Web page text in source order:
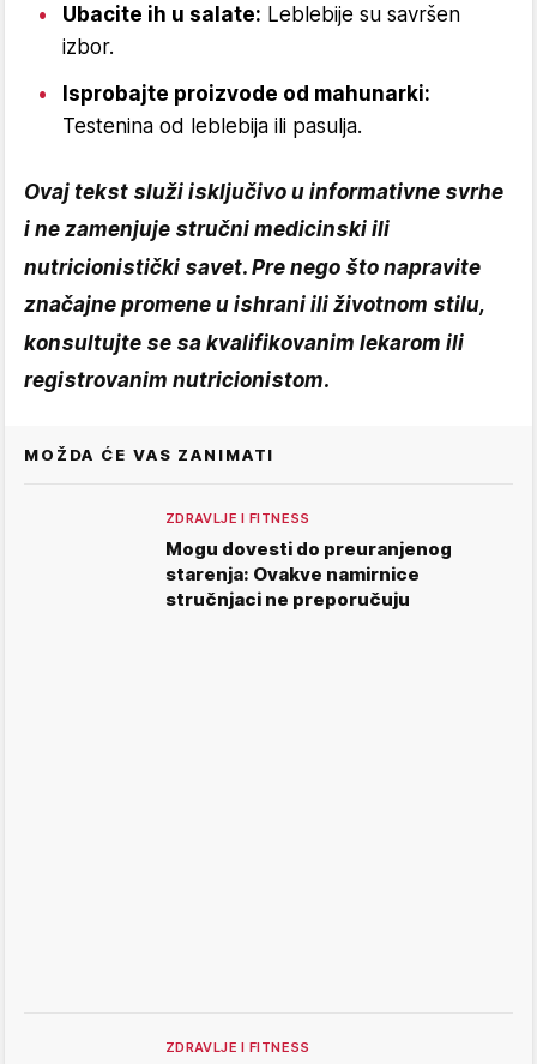
Ubacite ih u salate: Leblebije su savršen
izbor.
Isprobajte proizvode od mahunarki:
Testenina od leblebija ili pasulja.
Ovaj tekst služi isključivo u informativne svrhe
i ne zamenjuje stručni medicinski ili
nutricionistički savet. Pre nego što napravite
značajne promene u ishrani ili životnom stilu,
konsultujte se sa kvalifikovanim lekarom ili
registrovanim nutricionistom.
MOŽDA ĆE VAS ZANIMATI
ZDRAVLJE I FITNESS
Mogu dovesti do preuranjenog
starenja: Ovakve namirnice
stručnjaci ne preporučuju
ZDRAVLJE I FITNESS